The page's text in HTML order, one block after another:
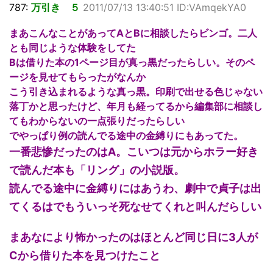
787: 万引き ５ 2011/07/13 13:40:51 ID:VAmqekYA0
まあこんなことがあってAとBに相談したらビンゴ。二人
とも同じような体験をしてた
Bは借りた本の1ページ目が真っ黒だったらしい。そのペ
ージを見せてもらったがなんか
こう引き込まれるような真っ黒。印刷で出せる色じゃない
落丁かと思ったけど、年月も経ってるから編集部に相談し
てもわからないの一点張りだったらしい
でやっぱり例の読んでる途中の金縛りにもあってた。
一番悲惨だったのはA。こいつは元からホラー好き
で読んだ本も「リング」の小説版。
読んでる途中に金縛りにはあうわ、劇中で貞子は出
てくるはでもういっそ死なせてくれと叫んだらしい
まあなにより怖かったのはほとんど同じ日に3人が
Cから借りた本を見つけたこと